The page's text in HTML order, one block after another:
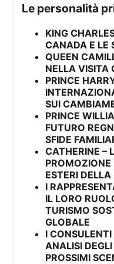
Le personalità
KING
CANADA E LE
QUEEN
NELLA VISITA
PRINCE
SUI
PRINCE
FUTURO
SFIDE
CATHERINE –
PROMOZIONE
ESTERI
I
IL LORO
TURISMO
GLOBALE
I
ANALISI
PROSSIMI